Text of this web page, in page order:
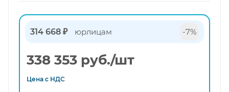
314 668 ₽ юрлицам -7%
338 353 руб./шт
Цена с НДС